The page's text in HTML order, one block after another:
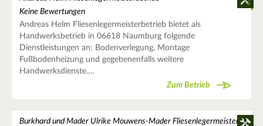
Keine Bewertungen
Andreas Helm Fliesenlegermeisterbetrieb bietet als
Handwerksbetrieb in 06618 Naumburg folgende
Dienstleistungen an: Bodenverlegung, Montage
Fußbodenheizung und gegebenenfalls weitere
Handwerksdienste.…
Zum Betrieb
Burkhard und Mader Ulrike Mouwens-Mader Fliesenlegermeister